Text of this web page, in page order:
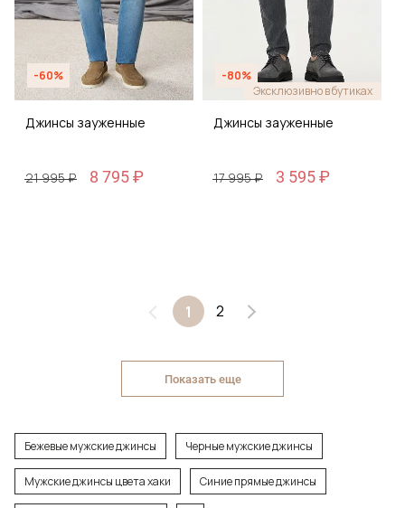
-60%
Джинсы зауженные
21 995 ₽ 8 795 ₽
-80%
Эксклюзивно в бутиках
Джинсы зауженные
17 995 ₽ 3 595 ₽
1 2
Показать еще
Бежевые мужские джинсы Черные мужские джинсы
Мужские джинсы цвета хаки Синие прямые джинсы